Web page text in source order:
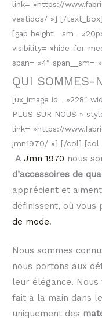
link= »https://
vestidos/ »] [/
[gap height__sm=
visibility= »hide-for-
span= »4″ span__sm=
QUI SOMMES-
[ux_image id= »228″
PLUS SUR NOUS »
link= »https://
jmn1970/ »] [/col] [col
A Jmn 1970 nous
d’accessoires de
apprécient et
définissent, où vous
de mode.
Nous sommes
nous portons aux
leur élégance. Nous
fait à la main dans
uniquement des